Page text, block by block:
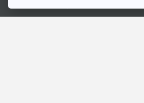
Ⓒ 2020 องค์การกระจายเสียงและแพร่ภาพสาธารณะแห่งประเทศไทย